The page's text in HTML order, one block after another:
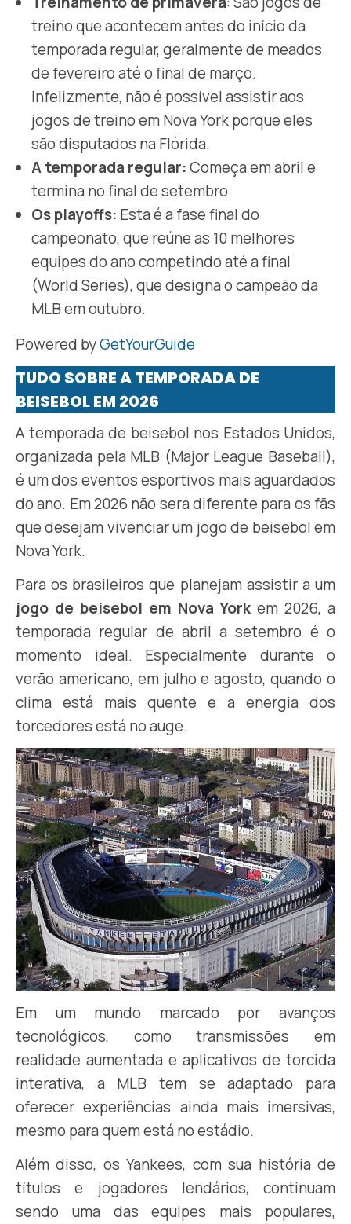
treino que acontecem antes do início da
temporada regular, geralmente de meados
de fevereiro até o final de março.
Infelizmente, não é possível assistir aos
jogos de treino em Nova York porque eles
são disputados na Flórida.
A temporada regular:Começa em abril e
termina no final de setembro.
Os playoffs: Esta é a fase final do
campeonato, que reúne as 10 melhores
equipes do ano competindo até a final
(World Series), que designa o campeão da
MLB em outubro.
Powered byGetYourGuide
TUDO SOBRE A TEMPORADA DE
BEISEBOL EM 2026
A temporada de beisebol nos Estados Unidos,
organizada pela MLB (Major League Baseball),
é um dos eventos esportivos mais aguardados
do ano. Em 2026 não será diferente para os fãs
que desejam vivenciar um jogo de beisebol em
Nova York.
Para os brasileiros que planejam assistir a um
jogo de beisebol em Nova York em 2026, a
temporada regular de abril a setembro é o
momento ideal. Especialmente durante o
verão americano, em julho e agosto, quando o
clima está mais quente e a energia dos
torcedores está no auge.
Em um mundo marcado por avanços
tecnológicos, como transmissões em
realidade aumentada e aplicativos de torcida
interativa, a MLB tem se adaptado para
oferecer experiências ainda mais imersivas,
mesmo para quem está no estádio.
Além disso, os Yankees, com sua história de
títulos e jogadores lendários, continuam
sendo uma das equipes mais populares,